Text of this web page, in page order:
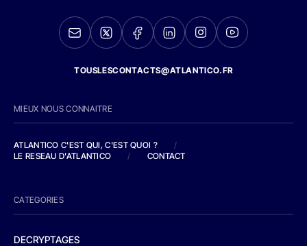
TOUSLESCONTACTS@ATLANTICO.FR
MIEUX NOUS CONNAITRE
ATLANTICO C'EST QUI, C'EST QUOI ?
/
LE RESEAU D'ATLANTICO
/ CONTACT
CATEGORIES
DECRYPTAGES